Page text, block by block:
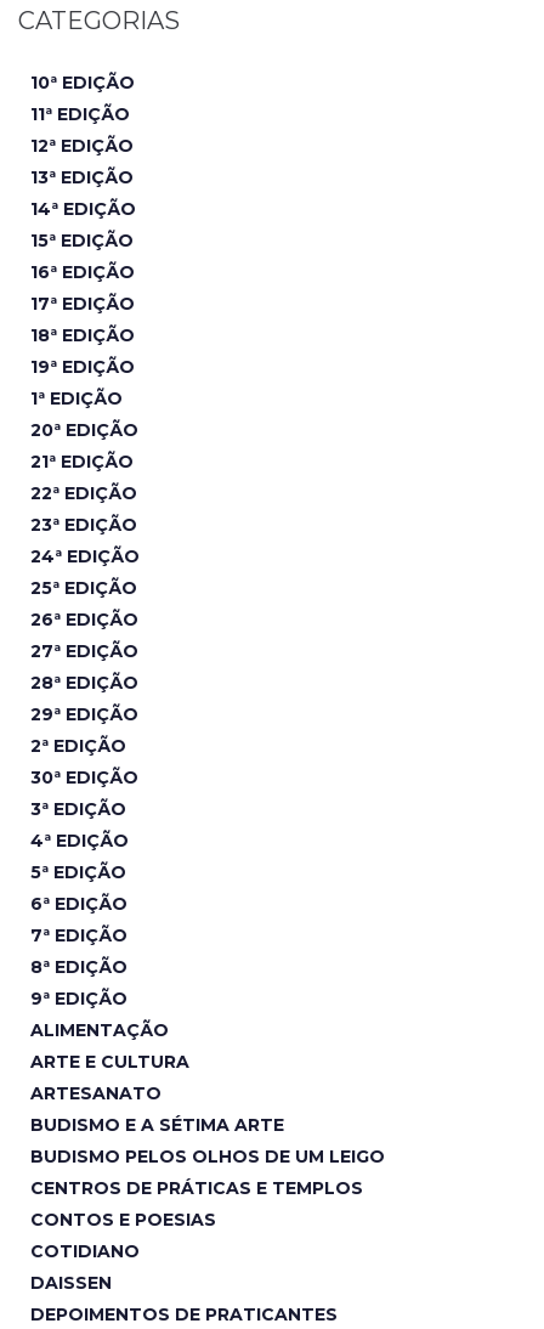
CATEGORIAS
10ª EDIÇÃO
11ª EDIÇÃO
12ª EDIÇÃO
13ª EDIÇÃO
14ª EDIÇÃO
15ª EDIÇÃO
16ª EDIÇÃO
17ª EDIÇÃO
18ª EDIÇÃO
19ª EDIÇÃO
1ª EDIÇÃO
20ª EDIÇÃO
21ª EDIÇÃO
22ª EDIÇÃO
23ª EDIÇÃO
24ª EDIÇÃO
25ª EDIÇÃO
26ª EDIÇÃO
27ª EDIÇÃO
28ª EDIÇÃO
29ª EDIÇÃO
2ª EDIÇÃO
30ª EDIÇÃO
3ª EDIÇÃO
4ª EDIÇÃO
5ª EDIÇÃO
6ª EDIÇÃO
7ª EDIÇÃO
8ª EDIÇÃO
9ª EDIÇÃO
ALIMENTAÇÃO
ARTE E CULTURA
ARTESANATO
BUDISMO E A SÉTIMA ARTE
BUDISMO PELOS OLHOS DE UM LEIGO
CENTROS DE PRÁTICAS E TEMPLOS
CONTOS E POESIAS
COTIDIANO
DAISSEN
DEPOIMENTOS DE PRATICANTES